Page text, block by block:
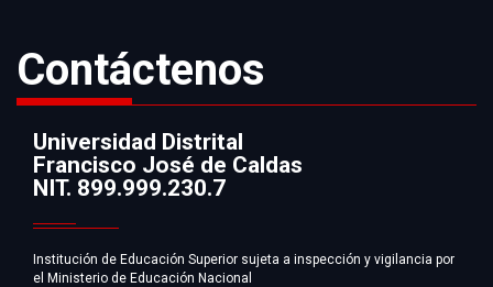
Contáctenos
Información
Universidad Distrital
Francisco José de Caldas
NIT. 899.999.230.7
Institución de Educación Superior sujeta a inspección y vigilancia por
el Ministerio de Educación Nacional